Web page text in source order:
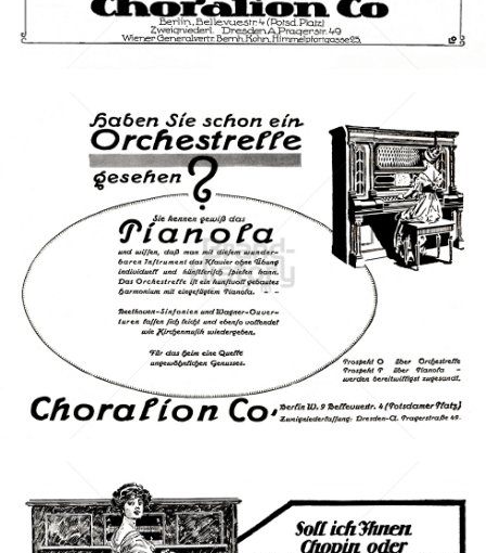
Bild-ID: 3240
CHORALION CO., Berlin Choralion Co., Berlin
Bild-ID: 3255